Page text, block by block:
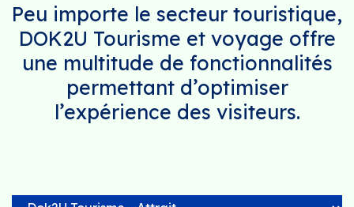
Peu importe le secteur touristique,
DOK2U Tourisme et voyage offre
une multitude de fonctionnalités
permettant d’optimiser
l’expérience des visiteurs.